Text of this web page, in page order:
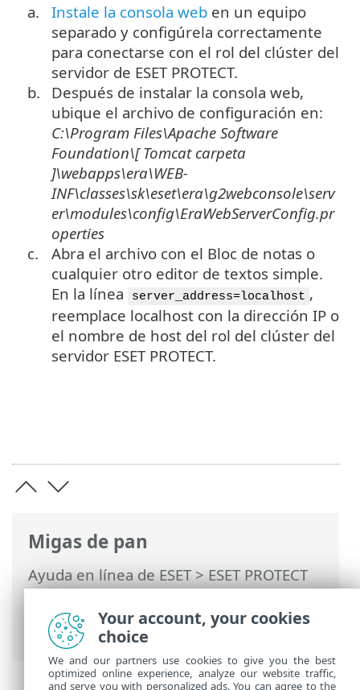
Migas de pan
Ayuda en línea de ESET>ESET PROTECT
On-Prem>Instalar>Instalación de
componentes en Windows> Clúster de
conmutación por error: Windows
a.
Instale la consola web en un equipo
separado y configúrela correctamente
para conectarse con el rol del clúster del
servidor de ESET PROTECT.
b.
Después de instalar la consola web,
ubique el archivo de configuración en:
C:\Program Files\Apache Software
Foundation\[ Tomcatcarpeta
]\webapps\era\WEB-
INF\classes\sk\eset\era\g2webconsole\serv
er\modules\config\EraWebServerConfig.pr
operties
c.
Abra el archivo con el Bloc de notas o
cualquier otro editor de textos simple.
En la línea
server_address=localhost ,
reemplace localhost con la dirección IP o
el nombre de host del rol del clúster del
servidor ESET PROTECT.
Your account, your cookies
choice
We and our partners use cookies to give you the best
optimized online experience, analyze our website traffic,
and serve you with personalized ads. You can agree to the